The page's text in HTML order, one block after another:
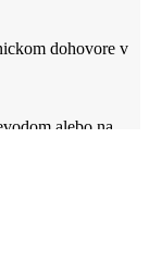
dohovore v
alebo na